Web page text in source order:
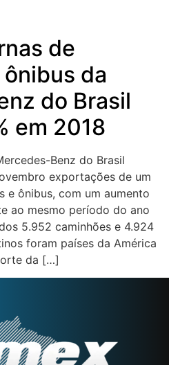
de
da
do Brasil
em 2018
Benz do Brasil
exportações de um
e ônibus, com um aumento
ao mesmo período do ano
5.952 caminhões e 4.924
foram países da América
da […]